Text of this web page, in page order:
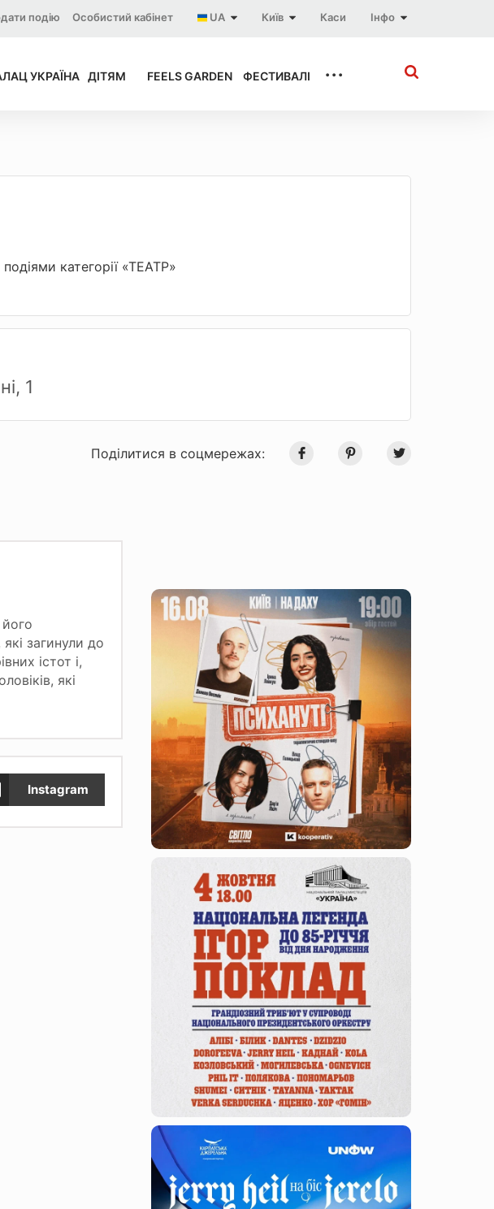
Інфо
Каси
Київ
UA
Особистий кабінет
подію
УКРАЇНА ДІТЯМ FEELS GARDEN ФЕСТИВАЛІ ...
категорії «ТЕАТР»
1
Поділитися в соцмережах:
загинули до
істот і,
які
Instagram